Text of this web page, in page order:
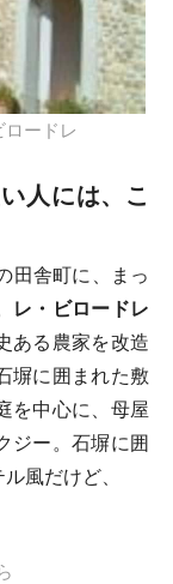
ロードレ
人には、こ
田舎町に、まっ
レ・ビロードレ
ある農家を改造
塀に囲まれた敷
を中心に、母屋
ジー。石塀に囲
風だけど、